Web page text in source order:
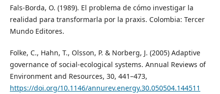
Fals-Borda, O. (1989). El problema de cómo investigar la
realidad para transformarla por la praxis. Colombia: Tercer
Mundo Editores.
Folke, C., Hahn, T., Olsson, P. & Norberg, J. (2005) Adaptive
governance of social-ecological systems. Annual Reviews of
Environment and Resources, 30, 441–473,
https://doi.org/10.1146/annurev.energy.30.050504.144511